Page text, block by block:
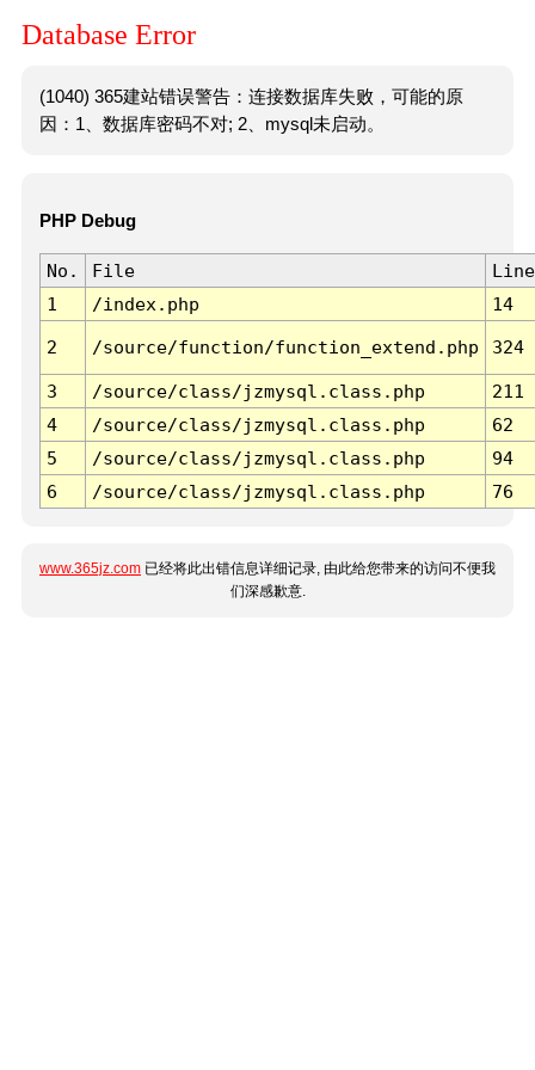
Database Error
(1040) 365建站错误警告：连接数据库失败，可能的原
因：1、数据库密码不对; 2、mysql未启动。
PHP Debug
No. File
Line
1
/index.php 14
2 /source/function/function_extend.php 324
3 /source/class/jzmysql.class.php
211
4
/source/class/jzmysql.class.php
62
5
/source/class/jzmysql.class.php
94
6
/source/class/jzmysql.class.php 76
www.365jz.com 已经将此出错信息详细记录, 由此给您带来的访问不便我
们深感歉意.